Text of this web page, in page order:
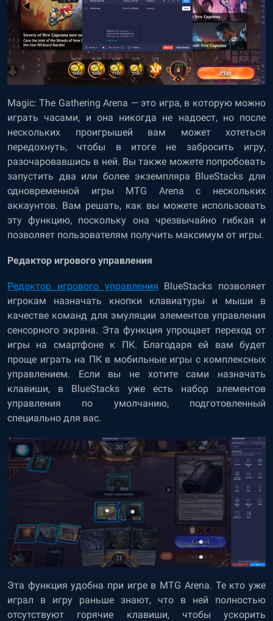
Magic: The Gathering Arena — это игра, в которую можно
играть часами, и она никогда не надоест, но после
нескольких проигрышей вам может хотеться
передохнуть, чтобы в итоге не забросить игру,
разочаровавшись в ней. Вы также можете попробовать
запустить два или более экземпляра BlueStacks для
одновременной игры MTG Arena с нескольких
аккаунтов. Вам решать, как вы можете использовать
эту функцию, поскольку она чрезвычайно гибкая и
позволяет пользователям получить максимум от игры.
Редактор игрового управления
Редактор игрового управления BlueStacks позволяет
игрокам назначать кнопки клавиатуры и мыши в
качестве команд для эмуляции элементов управления
сенсорного экрана. Эта функция упрощает переход от
игры на смартфоне к ПК. Благодаря ей вам будет
проще играть на ПК в мобильные игры с комплексных
управлением. Если вы не хотите сами назначать
клавиши, в BlueStacks уже есть набор элементов
управления по умолчанию, подготовленный
специально для вас.
Эта функция удобна при игре в MTG Arena. Те кто уже
играл в игру раньше знают, что в ней полностью
отсутствуют горячие клавиши, чтобы ускорить